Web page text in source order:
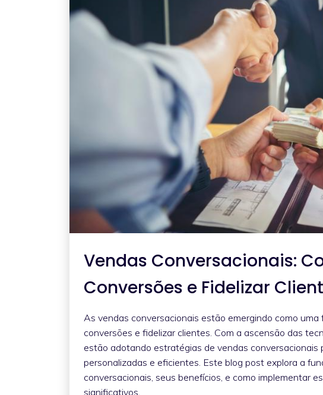
Vendas Conversacionais:
Conversões e Fidelizar
As vendas conversacionais estão emergindo como
conversões e fidelizar clientes. Com a ascensão das
estão adotando estratégias de vendas conversacionais
personalizadas e eficientes. Este blog post explora a
conversacionais, seus benefícios, e como implementar
significativos.